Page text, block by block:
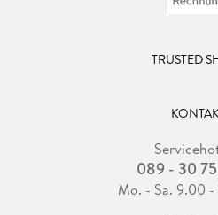
TRUSTED
089 - 30
Mo. - Sa. 9.00